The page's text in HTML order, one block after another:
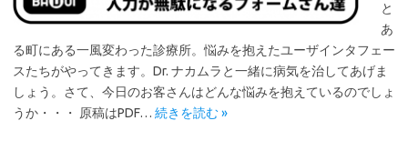
と
あ
る町にある一風変わった診療所。悩みを抱えたユーザインタフェー
スたちがやってきます。Dr. ナカムラと一緒に病気を治してあげま
しょう。さて、今日のお客さんはどんな悩みを抱えているのでしょ
うか・・・ 原稿はPDF… 続きを読む »